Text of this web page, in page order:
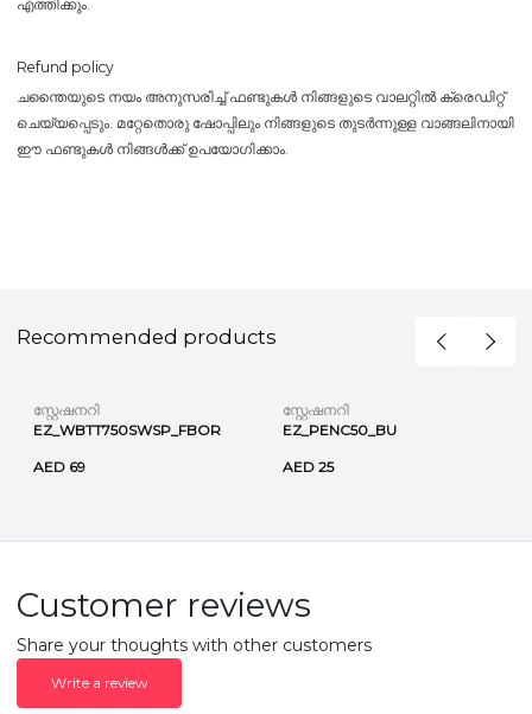
എത്തിക്കും.
Refund policy
ചന്തൈയുടെ നയം അനുസരിച്ച് ഫണ്ടുകൾ നിങ്ങളുടെ വാലറ്റിൽ ക്രെഡിറ്റ്
ചെയ്യപ്പെടും. മറ്റേതൊരു ഷോപ്പിലും നിങ്ങളുടെ തുടർന്നുള്ള വാങ്ങലിനായി
ഈ ഫണ്ടുകൾ നിങ്ങൾക്ക് ഉപയോഗിക്കാം.
Recommended products
സ്റ്റേഷനറി
EZ_WBTT750SWSP_FBOR
AED 69
സ്റ്റേഷനറി
EZ_PENC50_BU
AED 25
Customer reviews
Share your thoughts with other customers
Write a review